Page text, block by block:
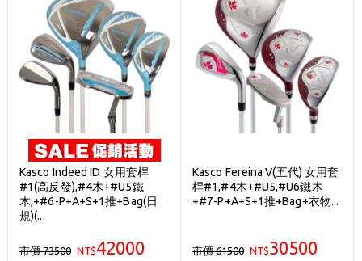
Kasco Indeed ID 女用套桿
#1(高反發),#4木+#U5鐵
木,+#6-P+A+S+1推+Bag(日
規)(...
市價 73500 NT$42000
Kasco Fereina V(五代) 女用套
桿#1,#4木+#U5,#U6鐵木
+#7-P+A+S+1推+Bag+衣物...
市價 61500 NT$30500